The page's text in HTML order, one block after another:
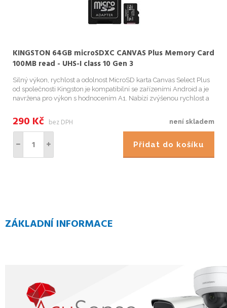
KINGSTON 64GB microSDXC CANVAS Plus Memory Card
100MB read - UHS-I class 10 Gen 3
Silný výkon, rychlost a odolnost MicroSD karta Canvas Select Plus
od společnosti Kingston je kompatibilní se zařízeními Android a je
navržena pro výkon s hodnocením A1. Nabízí zvýšenou rychlost a
není skladem
290 Kč bez DPH
Přidat do košíku
ZÁKLADNÍ INFORMACE